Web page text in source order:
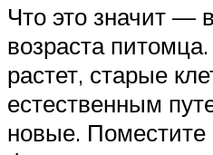
Что это значит —
возраста
растет, старые
естественным
новые. Поместите